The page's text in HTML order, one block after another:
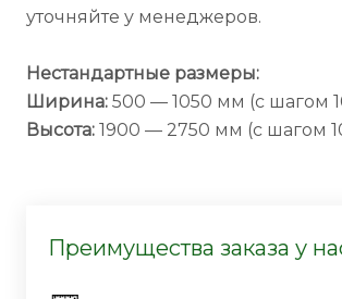
уточняйте у менеджеров.
Нестандартные размеры:
Ширина: 500 — 1050 мм (с шагом
Высота: 1900 — 2750 мм (с шагом
Преимущества заказа у